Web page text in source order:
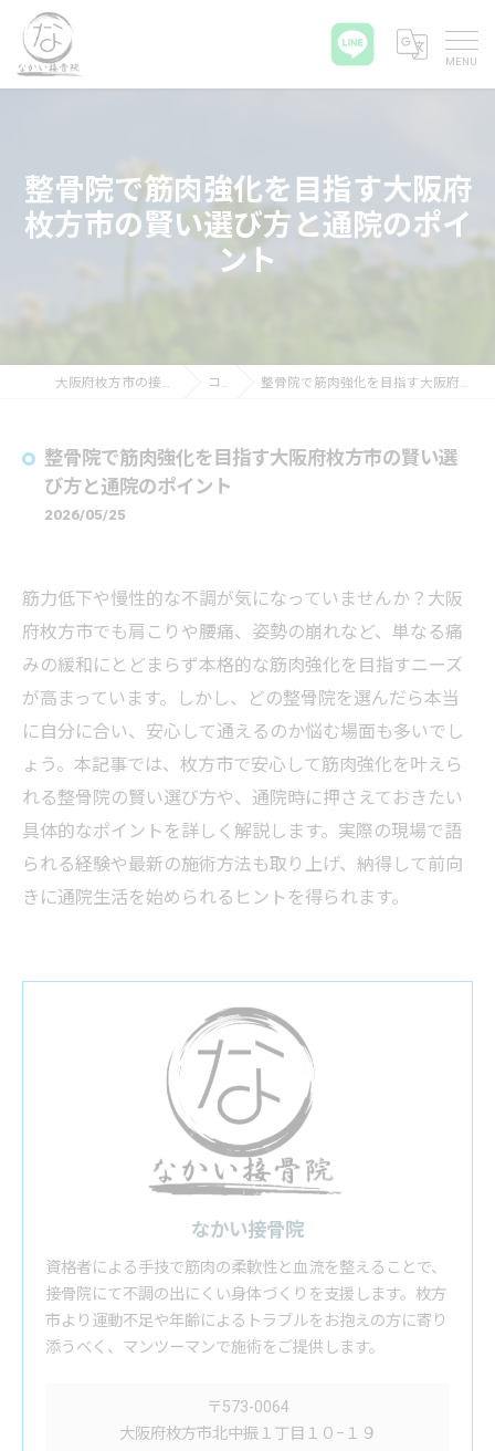
整骨院で筋肉強化を目指す大阪府
枚方市の賢い選び方と通院のポイ
ント
大阪府枚方市の接骨院ならなかい接骨院 コラム 整骨院で筋肉強化を目指す大阪府枚方市の賢い選び方と通院のポイント
整骨院で筋肉強化を目指す大阪府枚方市の賢い選
び方と通院のポイント
2026/05/25
筋力低下や慢性的な不調が気になっていませんか？大阪
府枚方市でも肩こりや腰痛、姿勢の崩れなど、単なる痛
みの緩和にとどまらず本格的な筋肉強化を目指すニーズ
が高まっています。しかし、どの整骨院を選んだら本当
に自分に合い、安心して通えるのか悩む場面も多いでし
ょう。本記事では、枚方市で安心して筋肉強化を叶えら
れる整骨院の賢い選び方や、通院時に押さえておきたい
具体的なポイントを詳しく解説します。実際の現場で語
られる経験や最新の施術方法も取り上げ、納得して前向
きに通院生活を始められるヒントを得られます。
なかい接骨院
資格者による手技で筋肉の柔軟性と血流を整えることで、
接骨院にて不調の出にくい身体づくりを支援します。枚方
市より運動不足や年齢によるトラブルをお抱えの方に寄り
添うべく、マンツーマンで施術をご提供します。
〒573-0064
大阪府枚方市北中振１丁目１０−１９